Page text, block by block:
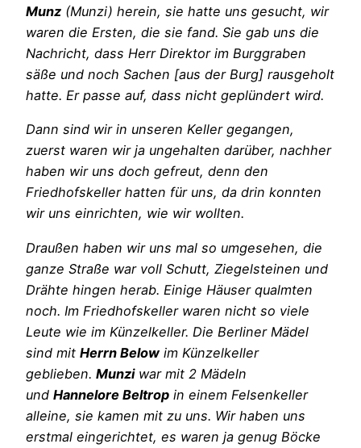
Munz (Munzi) herein, sie hatte uns gesucht, wir
waren die Ersten, die sie fand. Sie gab uns die
Nachricht, dass Herr Direktor im Burggraben
säße und noch Sachen [aus der Burg] rausgeholt
hatte. Er passe auf, dass nicht geplündert wird.
Dann sind wir in unseren Keller gegangen,
zuerst waren wir ja ungehalten darüber, nachher
haben wir uns doch gefreut, denn den
Friedhofskeller hatten für uns, da drin konnten
wir uns einrichten, wie wir wollten.
Draußen haben wir uns mal so umgesehen, die
ganze Straße war voll Schutt, Ziegelsteinen und
Drähte hingen herab. Einige Häuser qualmten
noch. Im Friedhofskeller waren nicht so viele
Leute wie im Künzelkeller. Die Berliner Mädel
sind mit Herrn Below im Künzelkeller
geblieben. Munziwar mit 2 Mädeln
und Hannelore Beltrop in einem Felsenkeller
alleine, sie kamen mit zu uns. Wir haben uns
erstmal eingerichtet, es waren ja genug Böcke